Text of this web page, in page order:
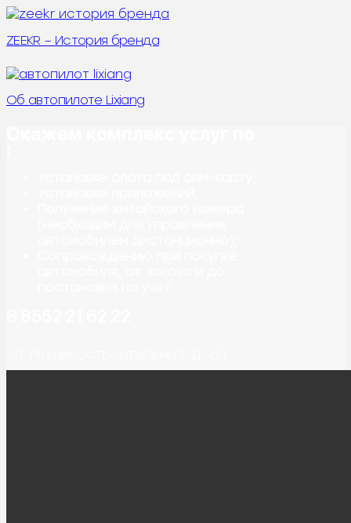
ZEEKR – История бренда
Об автопилоте Lixiang